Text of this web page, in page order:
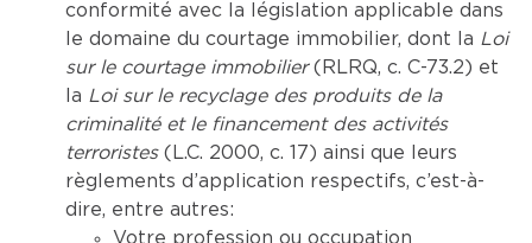
conformité avec la législation applicable dans
le domaine du courtage immobilier, dont la Loi
sur le courtage immobilier(RLRQ, c. C-73.2) et
la Loi sur le recyclage des produits de la
criminalité et le financement des activités
terroristes(L.C. 2000, c. 17) ainsi que leurs
règlements d’application respectifs, c’est-à-
dire, entre autres:
Votre profession ou occupation